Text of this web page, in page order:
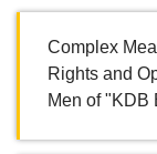
Complex
Rights and
Men of "KDB